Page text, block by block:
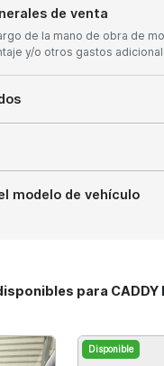
de venta
de la mano de obra de
y/o otros gastos
modelo de vehículo
para CADDY
Disponible